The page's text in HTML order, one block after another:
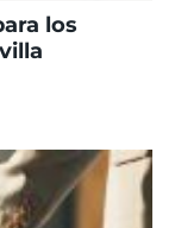
los